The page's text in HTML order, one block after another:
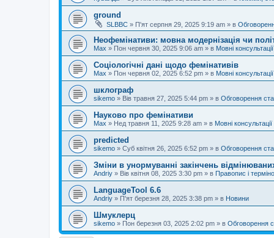
ground
SLBBC » П'ят серпня 29, 2025 9:19 am » в
Неофемінативи: мовна модернізація чи
Max » Пон червня 30, 2025 9:06 am » в Мовні консультації
Соціологічні дані щодо фемінативів
Max » Пон червня 02, 2025 6:52 pm » в Мовні консультації
шклограф
sikemo » Вів травня 27, 2025 5:44 pm » в Обговорення
Науково про фемінативи
Max » Нед травня 11, 2025 9:28 am » в Мовні консультації
predicted
sikemo » Суб квітня 26, 2025 6:52 pm » в Обговорення
Зміни в унормуванні закінчень
Andriy » Вів квітня 08, 2025 3:30 pm » в Правопис і
LanguageTool 6.6
Andriy » П'ят березня 28, 2025 3:38 pm » в Новини
Шмуклерц
sikemo » Пон березня 03, 2025 2:02 pm » в Обговорення